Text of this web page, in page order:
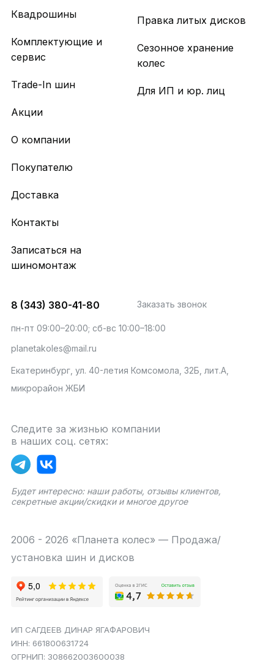
Квадрошины
Комплектующие и
сервис
Trade-In шин
Акции
Правка литых дисков
Сезонное хранение
колес
Для ИП и юр. лиц
О компании
Покупателю
Доставка
Контакты
Записаться на
шиномонтаж
8 (343) 380-41-80 Заказать звонок
пн-пт 09:00–20:00; сб-вс 10:00–18:00
planetakoles@mail.ru
Екатеринбург, ул. 40-летия Комсомола, 32Б, лит.А,
микрорайон ЖБИ
Следите за жизнью компании
в наших соц. сетях:
Будет интересно: наши работы, отзывы клиентов,
секретные акции/скидки и многое другое
2006 - 2026 «Планета колес» — Продажа/
установка шин и дисков
ИП САГДЕЕВ ДИНАР ЯГАФАРОВИЧ
ИНН: 661800631724
ОГРНИП: 308662003600038